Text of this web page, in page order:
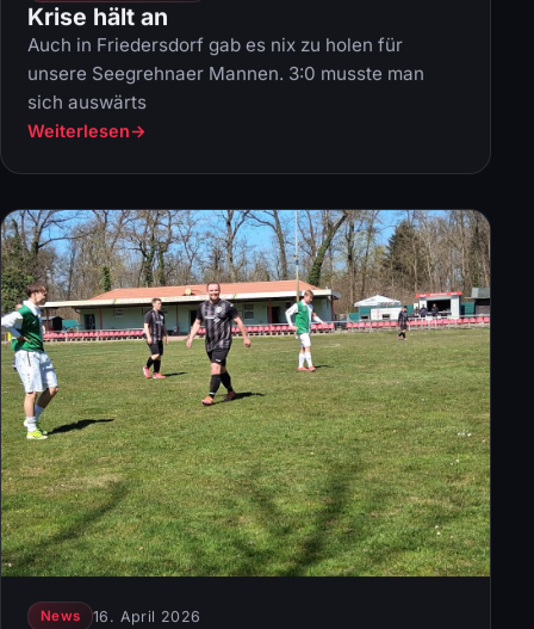
Krise hält an
Auch in Friedersdorf gab es nix zu holen für
unsere Seegrehnaer Mannen. 3:0 musste man
sich auswärts
Weiterlesen
News 16. April 2026